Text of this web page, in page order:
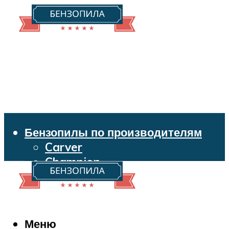
Бензопилы по производителям
Carver
Champion
Echo
Husqvarna
Makita
Меню